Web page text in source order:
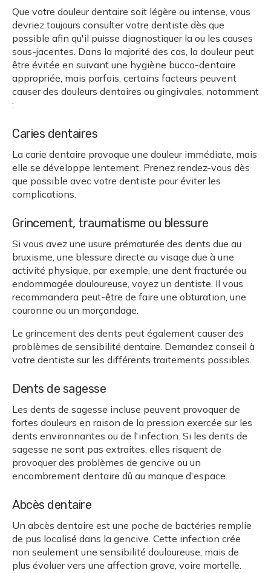
Que votre douleur dentaire soit légère ou intense, vous
devriez toujours consulter votre dentiste dès que
possible afin qu'il puisse diagnostiquer la ou les causes
sous-jacentes. Dans la majorité des cas, la douleur peut
être évitée en suivant une hygiène bucco-dentaire
appropriée, mais parfois, certains facteurs peuvent
causer des douleurs dentaires ou gingivales, notamment
:
Caries dentaires
La carie dentaire provoque une douleur immédiate, mais
elle se développe lentement. Prenez rendez-vous dès
que possible avec votre dentiste pour éviter les
complications.
Grincement, traumatisme ou blessure
Si vous avez une usure prématurée des dents due au
bruxisme, une blessure directe au visage due à une
activité physique, par exemple, une dent fracturée ou
endommagée douloureuse, voyez un dentiste. Il vous
recommandera peut-être de faire une obturation, une
couronne ou un morçandage.
Le grincement des dents peut également causer des
problèmes de sensibilité dentaire. Demandez conseil à
votre dentiste sur les différents traitements possibles.
Dents de sagesse
Les dents de sagesse incluse peuvent provoquer de
fortes douleurs en raison de la pression exercée sur les
dents environnantes ou de l'infection. Si les dents de
sagesse ne sont pas extraites, elles risquent de
provoquer des problèmes de gencive ou un
encombrement dentaire dû au manque d'espace.
Abcès dentaire
Un abcès dentaire est une poche de bactéries remplie
de pus localisé dans la gencive. Cette infection crée
non seulement une sensibilité douloureuse, mais de
plus évoluer vers une affection grave, voire mortelle.